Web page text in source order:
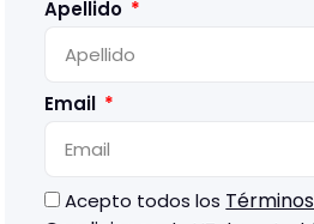
Apellido
Email
Acepto todos los